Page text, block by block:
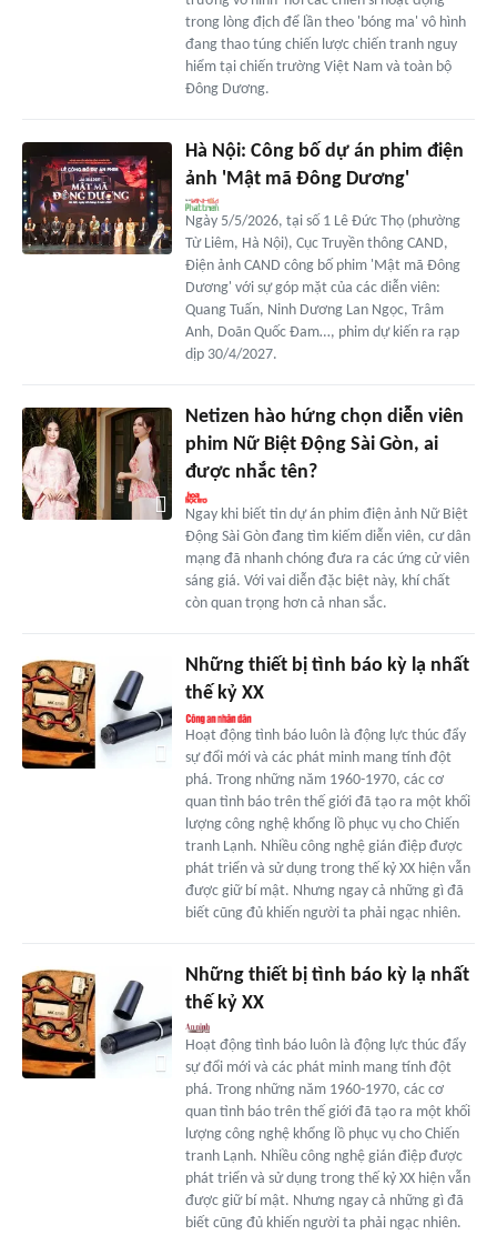
trong lòng địch để lần theo 'bóng ma' vô hình
đang thao túng chiến lược chiến tranh nguy
hiểm tại chiến trường Việt Nam và toàn bộ
Đông Dương.
Hà Nội: Công bố dự án phim điện
ảnh 'Mật mã Đông Dương'
Ngày 5/5/2026, tại số 1 Lê Đức Thọ (phường
Từ Liêm, Hà Nội), Cục Truyền thông CAND,
Điện ảnh CAND công bố phim 'Mật mã Đông
Dương' với sự góp mặt của các diễn viên:
Quang Tuấn, Ninh Dương Lan Ngọc, Trâm
Anh, Doãn Quốc Đam…, phim dự kiến ra rạp
dịp 30/4/2027.
Netizen hào hứng chọn diễn viên
phim Nữ Biệt Động Sài Gòn, ai
được nhắc tên?
Ngay khi biết tin dự án phim điện ảnh Nữ Biệt
Động Sài Gòn đang tìm kiếm diễn viên, cư dân
mạng đã nhanh chóng đưa ra các ứng cử viên
sáng giá. Với vai diễn đặc biệt này, khí chất
còn quan trọng hơn cả nhan sắc.
Những thiết bị tình báo kỳ lạ nhất
thế kỷ XX
Hoạt động tình báo luôn là động lực thúc đẩy
sự đổi mới và các phát minh mang tính đột
phá. Trong những năm 1960-1970, các cơ
quan tình báo trên thế giới đã tạo ra một khối
lượng công nghệ khổng lồ phục vụ cho Chiến
tranh Lạnh. Nhiều công nghệ gián điệp được
phát triển và sử dụng trong thế kỷ XX hiện vẫn
được giữ bí mật. Nhưng ngay cả những gì đã
biết cũng đủ khiến người ta phải ngạc nhiên.
Những thiết bị tình báo kỳ lạ nhất
thế kỷ XX
Hoạt động tình báo luôn là động lực thúc đẩy
sự đổi mới và các phát minh mang tính đột
phá. Trong những năm 1960-1970, các cơ
quan tình báo trên thế giới đã tạo ra một khối
lượng công nghệ khổng lồ phục vụ cho Chiến
tranh Lạnh. Nhiều công nghệ gián điệp được
phát triển và sử dụng trong thế kỷ XX hiện vẫn
được giữ bí mật. Nhưng ngay cả những gì đã
biết cũng đủ khiến người ta phải ngạc nhiên.